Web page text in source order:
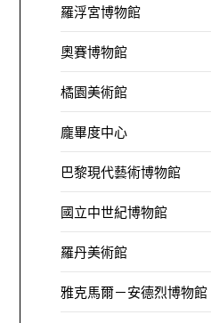
羅浮宮博物館
奧賽博物館
橘園美術館
龐畢度中心
巴黎現代藝術博物館
國立中世紀博物館
羅丹美術館
雅克馬爾－安德烈博物館